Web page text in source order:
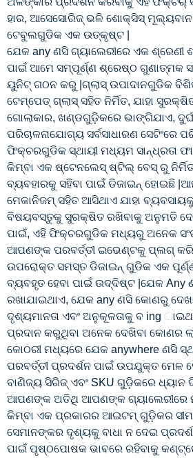
ହାର, ଆସେସୋରିଜ୍ ଭଳି ଶୋକ୍ସିସ୍ ମୂଲ୍ୟବାନ
ଟେବୁଲଗୁଡିକ ଏକ ଉତ୍କୃଷ୍ଟ |
ଯେକ any ଣସି ଗ୍ୟାଲେରୀରେ ଏକ ଶ୍ରେଣୀ
ପାଇଁ ଆମେ ସମ୍ପୂର୍ଣ୍ଣ ଶ୍ରେଷ୍ଠ ଗୁଣାତ୍ମକ
ୟୁନିଟ୍ ଗଠନ କରୁ |ଗ୍ଲାସ୍ ଉପାଦାନଗୁଡିକ
ଟେମ୍ପେଡ୍ ଗ୍ଲାସ୍ ସହିତ ନିର୍ମିତ, ଯାହା
ଗୋଲାକାର, ଖଣ୍ଡଗୁଡ଼ିକରେ ଭାଙ୍ଗିଯାଏ,
ପରିଚାଳନାଯୋଗ୍ୟ ସର୍ବସାଧାରଣ ସେଟିଂରେ
ଫିକ୍ଚରଗୁଡିକ ସ୍ଥାୟୀ ମଧ୍ୟମ ସାନ୍ଧ୍ରତା
କିମ୍ବା ଏକ ଷ୍ଟେନଲେସ୍ ଷ୍ଟିଲ୍ ବେସ୍ ରୁ ନିର୍ମିତ
ବ୍ୟବହାରକୁ ସହିବା ପାଇଁ ଡିଜାଇନ୍ ହୋଇଛି
ମେକାନିଜମ୍ ସହିତ ଆସିଥାଏ ଯାହା
ବିଷୟବସ୍ତୁକୁ ସୁରକ୍ଷିତ ରଖିବାକୁ ଅନୁମତି
ପାଇଁ, ଏହି ଫିକ୍ଚରଗୁଡିକ ମଧ୍ୟରୁ ଅନେକ
ଆପଣଙ୍କ ପରବର୍ତ୍ତୀ ଇଭେଣ୍ଟକୁ ପ୍ଲଗ୍
ଉପରୋକ୍ତ ସମସ୍ତ ଡିଜାଇନ୍ ଗୁଡିକ ଏକ
ବ୍ୟବହୃତ ହେବା ପାଇଁ ଉଦ୍ଦିଷ୍ଟ |ଯେକ Any
ରଖାଯାଇଥାଏ, ଯେକ any ଣସି କୋଣରୁ
ଦୃଶ୍ୟମାନତା ଏବଂ ଅନୁକୂଳତାକୁ ବ ing
ପ୍ରଦାନ କରୁଥିବା ଅନେକ ଦେଖିବା କୋଣର
କୋଠରୀ ମଧ୍ୟରେ ଯେକ anywhere ଣସି
ପରବର୍ତ୍ତୀ ପ୍ରଦର୍ଶନ ପାଇଁ ଉପଯୁକ୍ତ ମେଳ
ବାଣିଜ୍ୟ ସିରିଜ୍ ଏବଂ SKU ଗୁଡ଼ିକରେ ଧ୍ୟାନ
ଆପଣଙ୍କ ଅତିଥି ଆପଣଙ୍କ ଗ୍ୟାଲେରୀରେ
କିମ୍ବା ଏକ ପ୍ରକାରର ଆଇଟମ୍ ଗୁଡ଼ିକର
ସେମାନଙ୍କର ଦୃଶ୍ୟକୁ ବାଧା ନ ଦେଇ
ପାଇଁ ପୃଷ୍ଠପୋଷକ ଭାବରେ ରହିବାକୁ